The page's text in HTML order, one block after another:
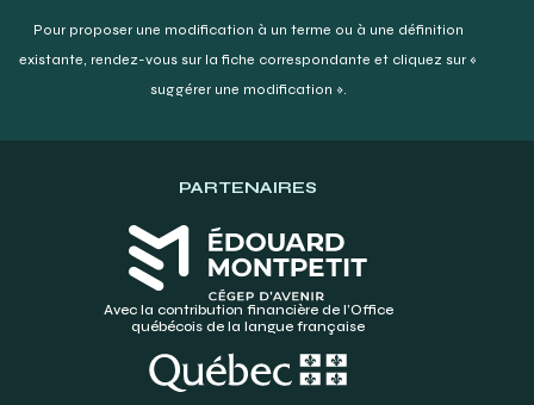
Pour proposer une modification à un terme ou à une définition
existante, rendez-vous sur la fiche correspondante et cliquez sur «
suggérer une modification ».
PARTENAIRES
Avec la contribution financière de l’Office
québécois de la langue française